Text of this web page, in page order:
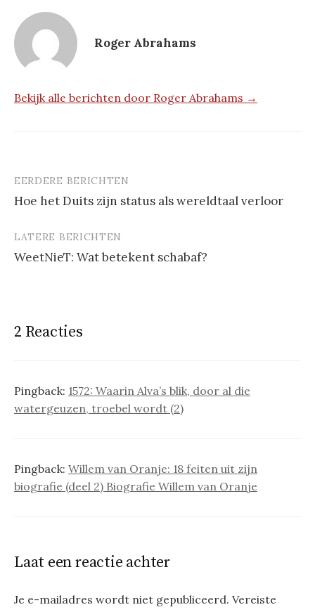
Roger Abrahams
Bekijk alle berichten door Roger Abrahams →
Berichtnavigatie
EERDERE BERICHTEN
Hoe het Duits zijn status als wereldtaal verloor
LATERE BERICHTEN
WeetNieT: Wat betekent schabaf?
2 Reacties
Pingback: 1572: Waarin Alva’s blik, door al die
watergeuzen, troebel wordt (2)
Pingback: Willem van Oranje: 18 feiten uit zijn
biografie (deel 2) Biografie Willem van Oranje
Laat een reactie achter
Je e-mailadres wordt niet gepubliceerd. Vereiste